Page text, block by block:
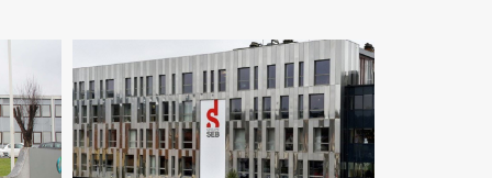
Fluides Industrie
Pilotage D'opération
/ MOEX